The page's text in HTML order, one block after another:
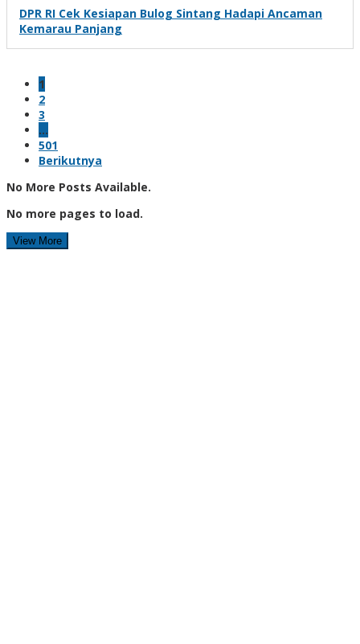
DPR RI Cek Kesiapan Bulog Sintang Hadapi Ancaman
Kemarau Panjang
1
2
3
…
501
Berikutnya
No More Posts Available.
No more pages to load.
View More